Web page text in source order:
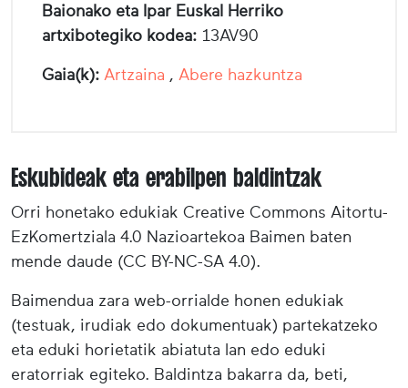
Baionako eta Ipar Euskal Herriko
artxibotegiko kodea: 13AV90
Gaia(k): Artzaina , Abere hazkuntza
Eskubideak eta erabilpen baldintzak
Orri honetako edukiak Creative Commons Aitortu-
EzKomertziala 4.0 Nazioartekoa Baimen baten
mende daude (CC BY-NC-SA 4.0).
Baimendua zara web-orrialde honen edukiak
(testuak, irudiak edo dokumentuak) partekatzeko
eta eduki horietatik abiatuta lan edo eduki
eratorriak egiteko. Baldintza bakarra da, beti,